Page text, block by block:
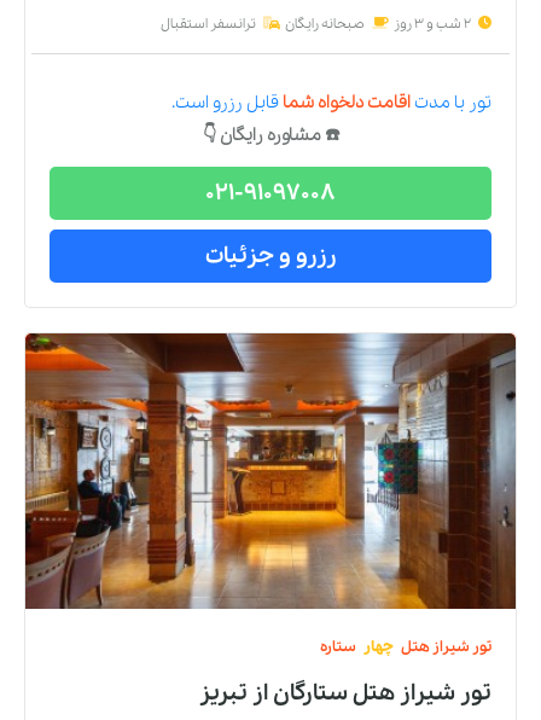
2 شب و 3 روز صبحانه رایگان ترانسفر استقبال
تور با مدتاقامت دلخواه شما قابل رزرو است.
☎️ مشاوره رایگان 👇
021-91097008
رزرو و جزئیات
تور شیراز هتل چهار ستاره
تور شیراز هتل ستارگاناز تبریز